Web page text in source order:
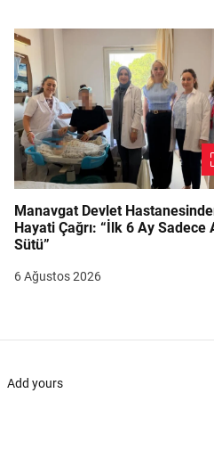
Manavgat Devlet
Hayati Çağrı: “İlk 6 Ay Sadece
Sütü”
6 Ağustos 2026
Add yours